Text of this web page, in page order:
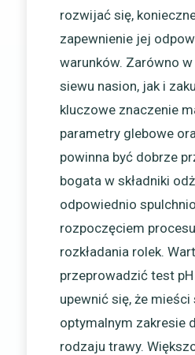
rozwijać się,
zapewnienie jej
warunków. Zarówno w
siewu nasion, jak i
kluczowe znaczenie
parametry glebowe
powinna być dobrze
bogata w składniki
odpowiednio
rozpoczęciem
rozkładania rolek.
przeprowadzić test pH
upewnić się, że mieści
optymalnym zakresie
rodzaju trawy.